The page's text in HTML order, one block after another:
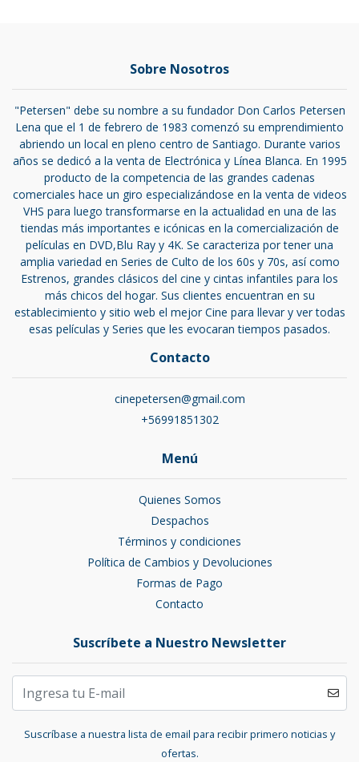
Sobre Nosotros
"Petersen" debe su nombre a su fundador Don Carlos Petersen
Lena que el 1 de febrero de 1983 comenzó su emprendimiento
abriendo un local en pleno centro de Santiago. Durante varios
años se dedicó a la venta de Electrónica y Línea Blanca. En 1995
producto de la competencia de las grandes cadenas
comerciales hace un giro especializándose en la venta de videos
VHS para luego transformarse en la actualidad en una de las
tiendas más importantes e icónicas en la comercialización de
películas en DVD,Blu Ray y 4K. Se caracteriza por tener una
amplia variedad en Series de Culto de los 60s y 70s, así como
Estrenos, grandes clásicos del cine y cintas infantiles para los
más chicos del hogar. Sus clientes encuentran en su
establecimiento y sitio web el mejor Cine para llevar y ver todas
esas películas y Series que les evocaran tiempos pasados.
Contacto
cinepetersen@gmail.com
+56991851302
Menú
Quienes Somos
Despachos
Términos y condiciones
Política de Cambios y Devoluciones
Formas de Pago
Contacto
Suscríbete a Nuestro Newsletter
Suscríbase a nuestra lista de email para recibir primero noticias y
ofertas.